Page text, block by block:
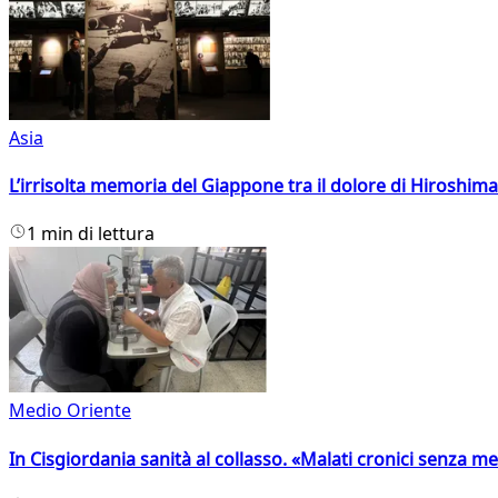
Asia
L’irrisolta memoria del Giappone tra il dolore di
1 min di lettura
Medio Oriente
In Cisgiordania sanità al collasso. «Malati cronici senza